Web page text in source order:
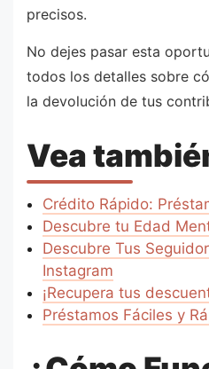
precisos.
No dejes pasar esta
todos los detalles sobre
la devolución de tus
Vea
Crédito Rápido:
Descubre tu Edad
Descubre Tus
Instagram
¡Recupera tus
Préstamos Fáciles y